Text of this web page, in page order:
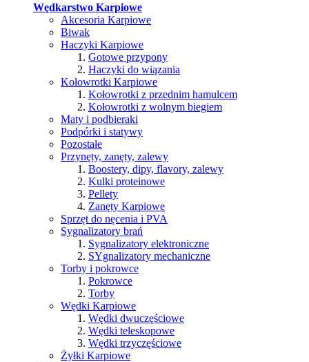
Wędkarstwo Karpiowe
Akcesoria Karpiowe
Biwak
Haczyki Karpiowe
Gotowe przypony
Haczyki do wiązania
Kołowrotki Karpiowe
Kołowrotki z przednim hamulcem
Kołowrotki z wolnym biegiem
Maty i podbieraki
Podpórki i statywy
Pozostałe
Przynęty, zanęty, zalewy
Boostery, dipy, flavory, zalewy
Kulki proteinowe
Pellety
Zanęty Karpiowe
Sprzęt do nęcenia i PVA
Sygnalizatory brań
Sygnalizatory elektroniczne
SYgnalizatory mechaniczne
Torby i pokrowce
Pokrowce
Torby
Wędki Karpiowe
Wędki dwuczęściowe
Wędki teleskopowe
Wędki trzyczęściowe
Żyłki Karpiowe